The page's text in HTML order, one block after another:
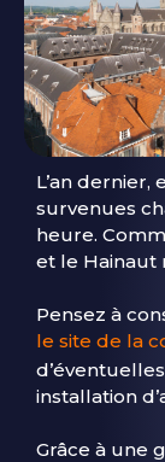
L’an dernier,
survenues
heure.
et le Hainaut
Pensez à
le site de la
installation
Grâce à une